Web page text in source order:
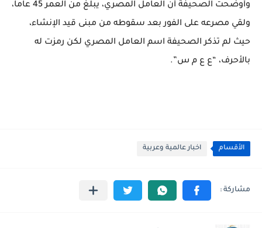
وأوضحت الصحيفة أن العامل المصري، يبلغ من العمر 45 عاما،
ولقي مصرعه على الفور بعد سقوطه من مبنى قيد الإنشاء،
حيث لم تذكر الصحيفة اسم العامل المصري لكن رمزت له
بالأحرف، “ع ع م س”.
الأقسام اخبار عالمية وعربية